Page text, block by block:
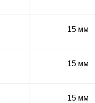
15 мм
15 мм
15 мм